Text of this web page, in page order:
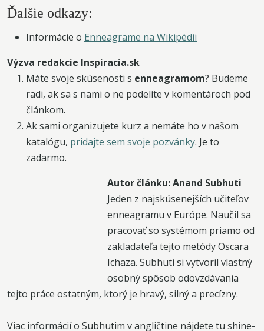
Ďalšie odkazy:
Informácie o Enneagrame na Wikipédii
Výzva redakcie Inspiracia.sk
Máte svoje skúsenosti s enneagramom? Budeme
radi, ak sa s nami o ne podelíte v komentároch pod
článkom.
Ak sami organizujete kurz a nemáte ho v našom
katalógu, pridajte sem svoje pozvánky. Je to
zadarmo.
Autor článku: Anand Subhuti
Jeden z najskúsenejších učiteľov
enneagramu v Európe. Naučil sa
pracovať so systémom priamo od
zakladateľa tejto metódy Oscara
Ichaza. Subhuti si vytvoril vlastný
osobný spôsob odovzdávania
tejto práce ostatným, ktorý je hravý, silný a precízny.
Viac informácií o Subhutim v angličtine nájdete tu shine-